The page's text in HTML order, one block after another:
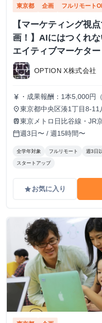
東京都 企画 フルリモート
【マーケティング視
画！】AIにはつくれ
エイティブマーケター
OPTION X株式会社
currency_yen ・成果報酬：1本5,000円
※経験、実績、能力等に
合変動あり
place東京都中央区湊1丁目8-
train東京メトロ日比谷線・JR
分
calendar_today週3日〜 / 週15時間〜
全学年対象 フルリモート 週3日
スタートアップ
gradeお気に入り